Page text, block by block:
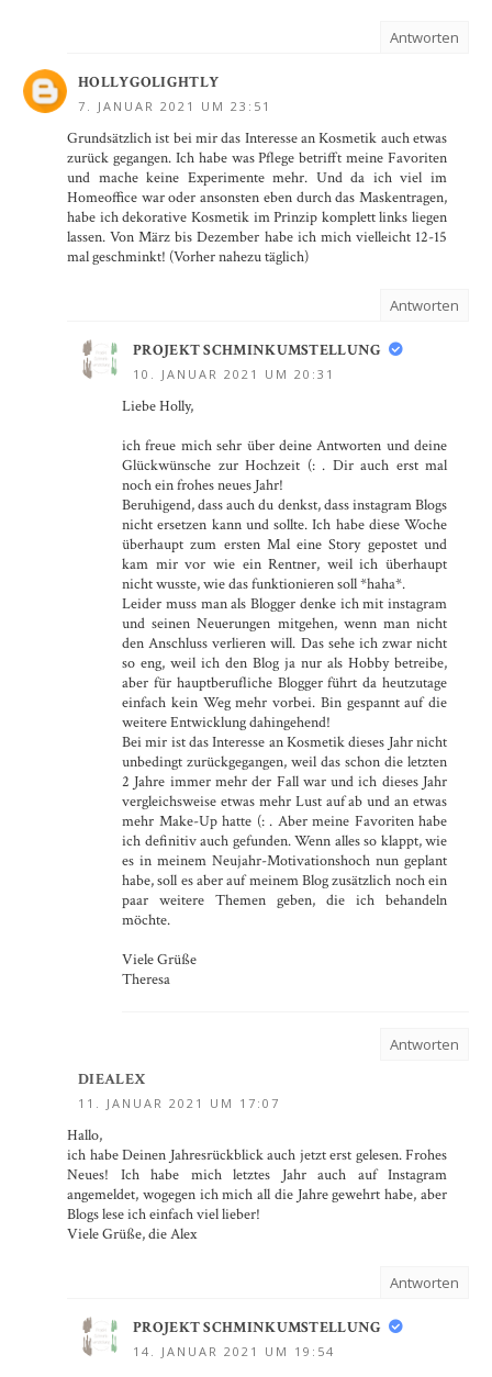
Antworten
HOLLYGOLIGHTLY
7. JANUAR 2021 UM 23:51
Grundsätzlich ist bei mir das Interesse an Kosmetik auch etwas
zurück gegangen. Ich habe was Pflege betrifft meine Favoriten
und mache keine Experimente mehr. Und da ich viel im
Homeoffice war oder ansonsten eben durch das Maskentragen,
habe ich dekorative Kosmetik im Prinzip komplett links liegen
lassen. Von März bis Dezember habe ich mich vielleicht 12-15
mal geschminkt! (Vorher nahezu täglich)
Antworten
PROJEKT SCHMINKUMSTELLUNG
10. JANUAR 2021 UM 20:31
Liebe Holly,
ich freue mich sehr über deine Antworten und deine
Glückwünsche zur Hochzeit (: . Dir auch erst mal
noch ein frohes neues Jahr!
Beruhigend, dass auch du denkst, dass instagram Blogs
nicht ersetzen kann und sollte. Ich habe diese Woche
überhaupt zum ersten Mal eine Story gepostet und
kam mir vor wie ein Rentner, weil ich überhaupt
nicht wusste, wie das funktionieren soll *haha*.
Leider muss man als Blogger denke ich mit instagram
und seinen Neuerungen mitgehen, wenn man nicht
den Anschluss verlieren will. Das sehe ich zwar nicht
so eng, weil ich den Blog ja nur als Hobby betreibe,
aber für hauptberufliche Blogger führt da heutzutage
einfach kein Weg mehr vorbei. Bin gespannt auf die
weitere Entwicklung dahingehend!
Bei mir ist das Interesse an Kosmetik dieses Jahr nicht
unbedingt zurückgegangen, weil das schon die letzten
2 Jahre immer mehr der Fall war und ich dieses Jahr
vergleichsweise etwas mehr Lust auf ab und an etwas
mehr Make-Up hatte (: . Aber meine Favoriten habe
ich definitiv auch gefunden. Wenn alles so klappt, wie
es in meinem Neujahr-Motivationshoch nun geplant
habe, soll es aber auf meinem Blog zusätzlich noch ein
paar weitere Themen geben, die ich behandeln
möchte.
Viele Grüße
Theresa
Antworten
DIEALEX
11. JANUAR 2021 UM 17:07
Hallo,
ich habe Deinen Jahresrückblick auch jetzt erst gelesen. Frohes
Neues! Ich habe mich letztes Jahr auch auf Instagram
angemeldet, wogegen ich mich all die Jahre gewehrt habe, aber
Blogs lese ich einfach viel lieber!
Viele Grüße, die Alex
Antworten
PROJEKT SCHMINKUMSTELLUNG
14. JANUAR 2021 UM 19:54